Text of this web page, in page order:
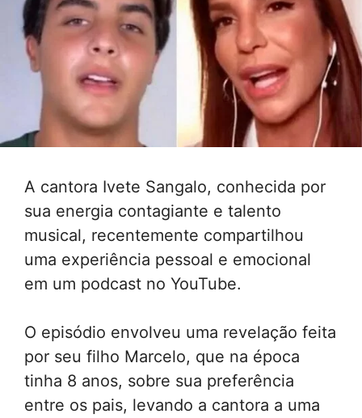
A cantora Ivete Sangalo, conhecida por
sua energia contagiante e talento
musical, recentemente compartilhou
uma experiência pessoal e emocional
em um podcast no YouTube.
O episódio envolveu uma revelação feita
por seu filho Marcelo, que na época
tinha 8 anos, sobre sua preferência
entre os pais, levando a cantora a uma